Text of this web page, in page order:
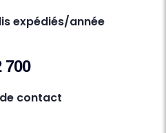
expédiés/année
700
contact